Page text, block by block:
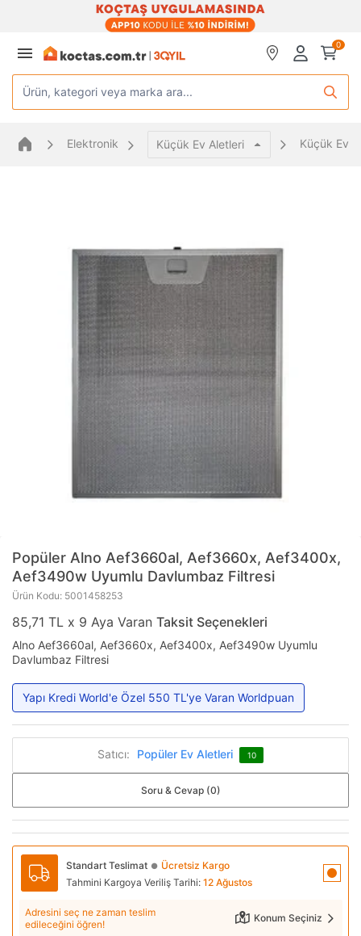
0
Ürün, kategori veya marka ara...
Elektronik Küçük Ev Aletleri Küçük Ev
Popüler Alno Aef3660al, Aef3660x, Aef3400x,
Aef3490w Uyumlu Davlumbaz Filtresi
Ürün Kodu: 5001458253
85,71 TL x 9 Aya Varan Taksit Seçenekleri
Alno Aef3660al, Aef3660x, Aef3400x, Aef3490w Uyumlu
Davlumbaz Filtresi
Yapı Kredi World'e Özel 550 TL'ye Varan Worldpuan
Satıcı: Popüler Ev Aletleri 10
Soru & Cevap (0)
Standart Teslimat ● Ücretsiz Kargo
Tahmini Kargoya Veriliş Tarihi: 12 Ağustos
Adresini seç ne zaman teslim
edileceğini öğren!
Konum Seçiniz